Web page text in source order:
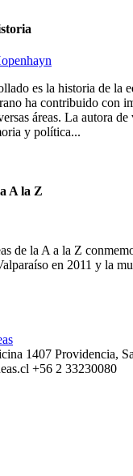
es la historia de la
ha contribuido con
áreas. La autora
y política...
A la Z
de la A a la Z
en 2011 y la
1407 Providencia,
+56 2 33230080